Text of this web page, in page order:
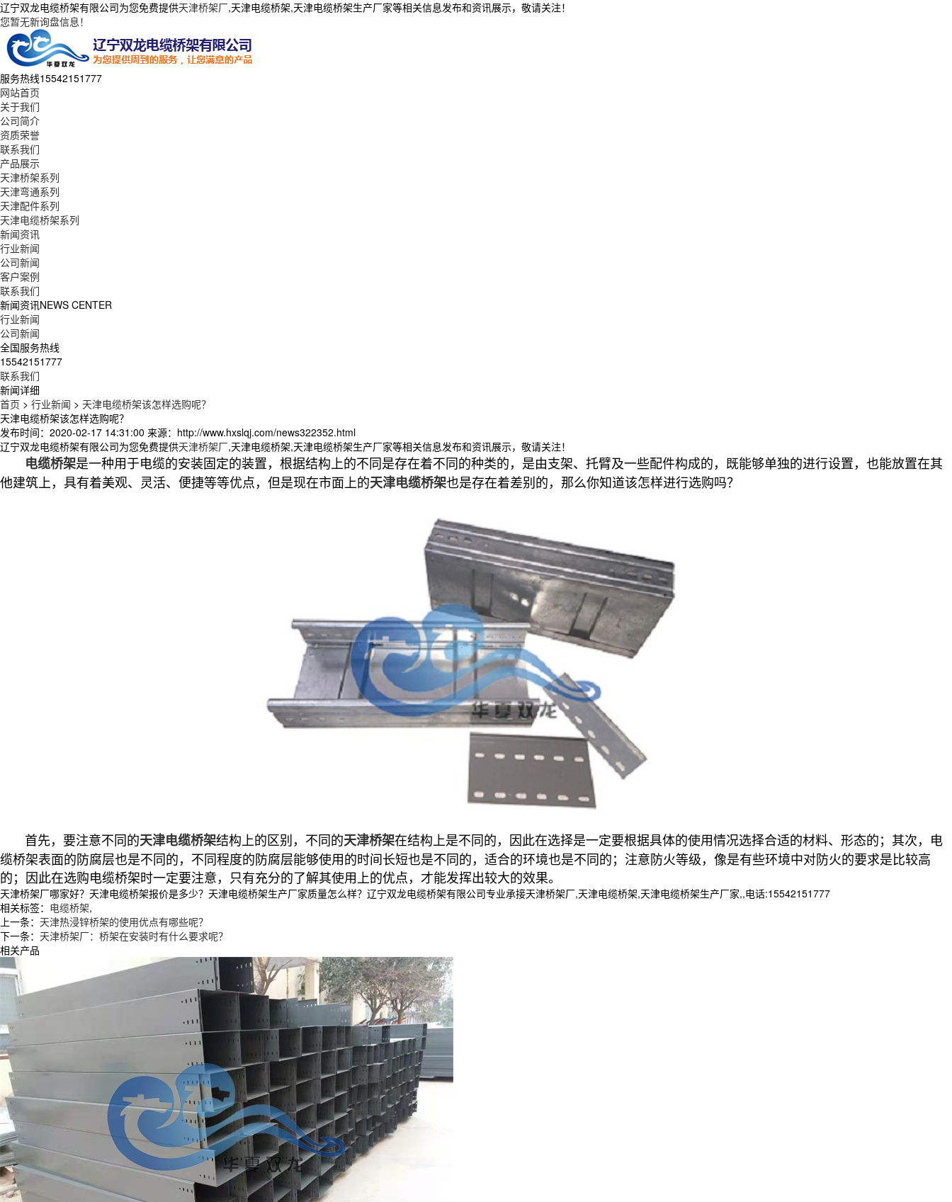
辽宁双龙电缆桥架有限公司为您免费提供天津桥架厂,天津电缆桥架,天津电缆桥架生产厂家等相关信息发布和资讯展示，敬请关注！
您暂无新询盘信息！
服务热线15542151777
网站首页
关于我们
公司简介
资质荣誉
联系我们
产品展示
天津桥架系列
天津弯通系列
天津配件系列
天津电缆桥架系列
新闻资讯
行业新闻
公司新闻
客户案例
联系我们
新闻资讯NEWS CENTER
行业新闻
公司新闻
全国服务热线
15542151777
联系我们
新闻详细
首页 > 行业新闻 > 天津电缆桥架该怎样选购呢？
天津电缆桥架该怎样选购呢？
发布时间：2020-02-17 14:31:00 来源：http://www.hxslqj.com/news322352.html
辽宁双龙电缆桥架有限公司为您免费提供天津桥架厂,天津电缆桥架,天津电缆桥架生产厂家等相关信息发布和资讯展示，敬请关注！
电缆桥架是一种用于电缆的安装固定的装置，根据结构上的不同是存在着不同的种类的，是由支架、托臂及一些配件构成的，既能够单独的进行设置，也能放置在其
他建筑上，具有着美观、灵活、便捷等等优点，但是现在市面上的天津电缆桥架也是存在着差别的，那么你知道该怎样进行选购吗？
首先，要注意不同的天津电缆桥架结构上的区别，不同的天津桥架在结构上是不同的，因此在选择是一定要根据具体的使用情况选择合适的材料、形态的；其次，电
缆桥架表面的防腐层也是不同的，不同程度的防腐层能够使用的时间长短也是不同的，适合的环境也是不同的；注意防火等级，像是有些环境中对防火的要求是比较高
的；因此在选购电缆桥架时一定要注意，只有充分的了解其使用上的优点，才能发挥出较大的效果。
天津桥架厂哪家好？天津电缆桥架报价是多少？天津电缆桥架生产厂家质量怎么样？辽宁双龙电缆桥架有限公司专业承接天津桥架厂,天津电缆桥架,天津电缆桥架生产厂家,,电话:15542151777
相关标签： 电缆桥架,
上一条： 天津热浸锌桥架的使用优点有哪些呢？
下一条： 天津桥架厂：桥架在安装时有什么要求呢？
相关产品